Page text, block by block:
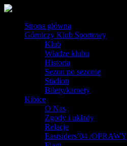
Strona główna
Górniczy Klub Sportowy
Klub
Władze klubu
Historia
Sezon po sezonie
Stadion
Bilety/karnety
Kibice
O Nas
Zgody i układy
Relacje
Eastsiders’04 /OPRAWY